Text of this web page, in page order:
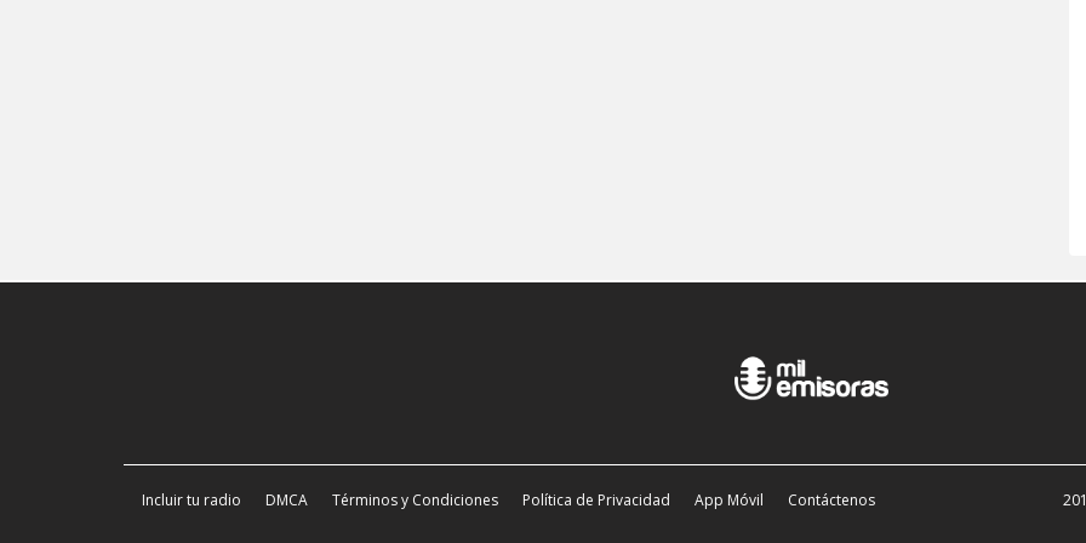
Incluir tu radio DMCA Términos y Condiciones Política de Privacidad App Móvil Contáctenos